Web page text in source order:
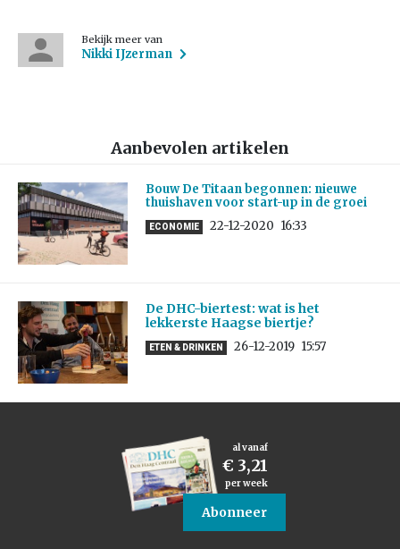
Bekijk meer van
Nikki IJzerman
Aanbevolen artikelen
Bouw De Titaan begonnen: nieuwe
thuishaven voor start-up in de groei
ECONOMIE 22-12-2020 16:33
De DHC-biertest: wat is het
lekkerste Haagse biertje?
ETEN & DRINKEN 26-12-2019 15:57
al vanaf
€ 3,21
per week
Abonneer